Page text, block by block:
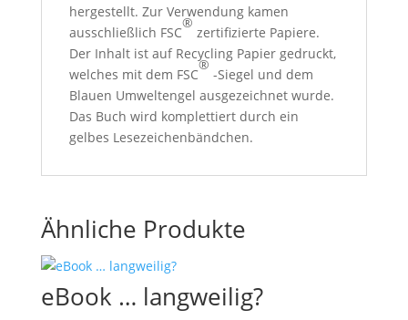
hergestellt. Zur Verwendung kamen
ausschließlich FSC
®
zertifizierte Papiere.
Der Inhalt ist auf Recycling Papier gedruckt,
welches mit dem FSC
®
-Siegel und dem
Blauen Umweltengel ausgezeichnet wurde.
Das Buch wird komplettiert durch ein
gelbes Lesezeichenbändchen.
Ähnliche Produkte
eBook … langweilig?